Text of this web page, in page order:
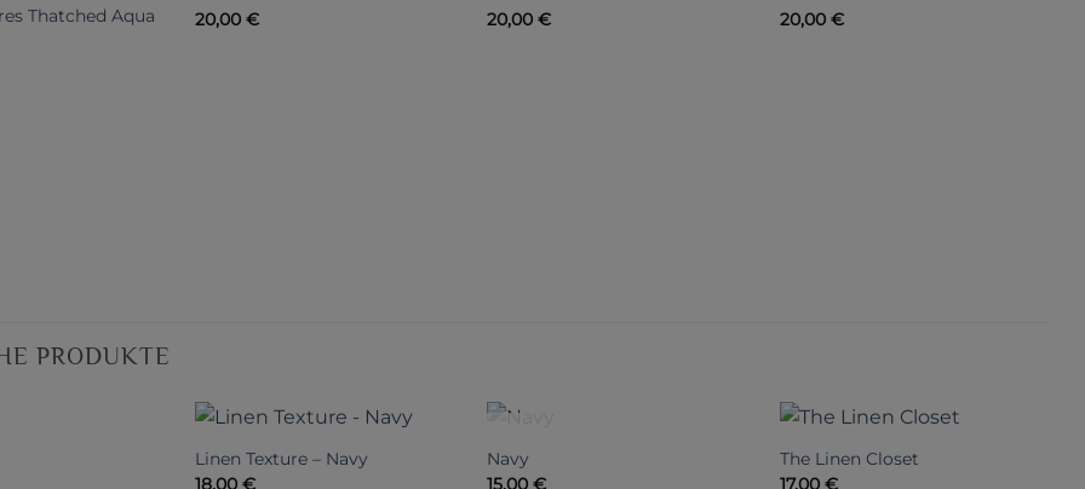
Thatched Aqua
20,00 €
20,00€
20,00€
PRODUKTE
Linen Texture – Navy
18,00 €
Navy
15,00€
The Linen Closet
17,00€